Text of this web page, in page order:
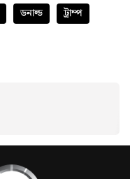
ডনাল্ড ট্রাম্প